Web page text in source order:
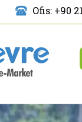
Ofis: +90